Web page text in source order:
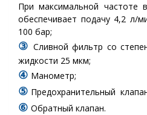
При максимальной частоте
обеспечивает подачу 4,2 л/
100 бар;
③Сливной фильтр со
жидкости 25 мкм;
④ Манометр;
⑤ Предохранительный
⑥ Обратный клапан.